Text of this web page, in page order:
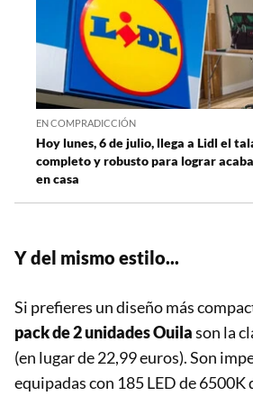
EN COMPRADICCIÓN
Hoy lunes, 6 de julio, llega a Lidl el
completo y robusto para lograr
en casa
Y del mismo estilo...
Si prefieres un diseño más
pack de 2 unidades Ouilason la
(en lugar de 22,99 euros). Son
equipadas con 185 LED de